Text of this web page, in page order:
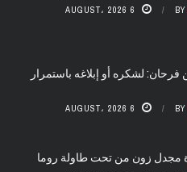
BY 6 AUGUST، 2026
لشكره أو إبلاغه باستمرار
BY 6 AUGUST، 2026
مجدل زون من تحت طاولة روما